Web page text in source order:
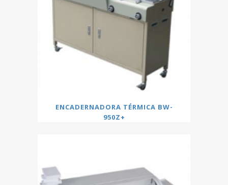
ENCADERNADORA TÉRMICA BW-
950Z+